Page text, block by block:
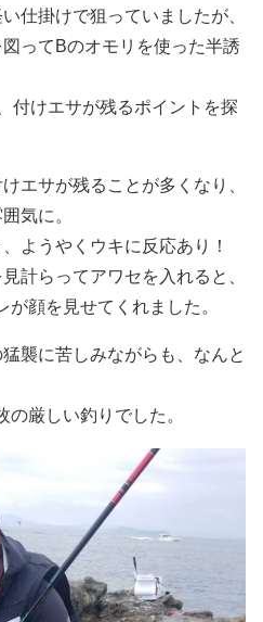
仕掛けで狙っていましたが、
ってBのオモリを使った半誘
付けエサが残るポイントを探
エサが残ることが多くなり、
気に。
ようやくウキに反応あり！
計らってアワセを入れると、
顔を見せてくれました。
襲に苦しみながらも、なんと
厳しい釣りでした。